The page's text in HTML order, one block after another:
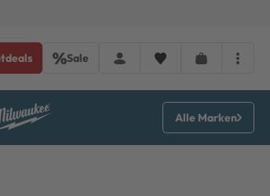
Sale
Alle Marken